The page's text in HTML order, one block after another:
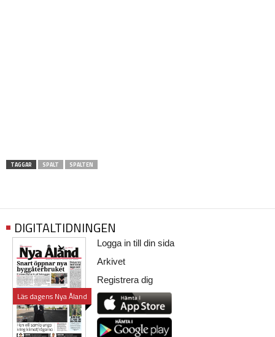
TAGGAR SPALT SPALTEN
DIGITALTIDNINGEN
Läs dagens Nya Åland
Logga in till din sida
Arkivet
Registrera dig